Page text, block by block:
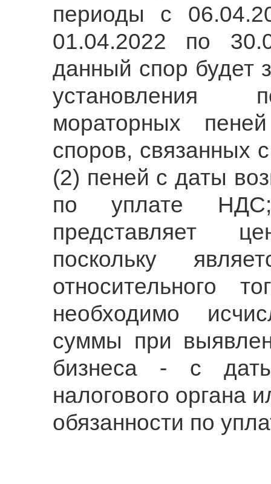
периоды с
01.04.2022 по
данный спор будет
установления
мораторных
споров, связанных
(2) пеней с даты
по уплате
представляет
поскольку
относительного
необходимо
суммы при
бизнеса - с
налогового органа
обязанности по